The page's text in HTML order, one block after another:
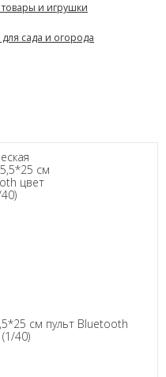
товары и игрушки
сада и огорода
см пульт Bluetooth
40)